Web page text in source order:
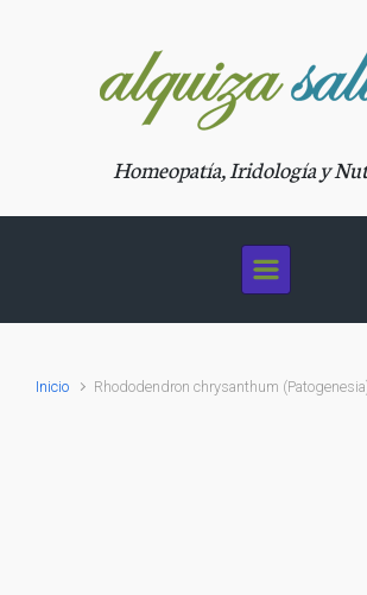
Homeopatía, Iridología y
Inicio Rhododendron chrysanthum